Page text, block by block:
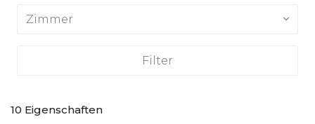
Zimmer
Filter
10 Eigenschaften